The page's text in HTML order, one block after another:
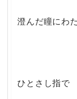
澄んだ瞳にわ
ひとさし指で